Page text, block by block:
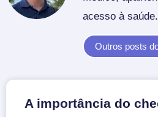
acesso à saúde.
Outros posts
A importância do